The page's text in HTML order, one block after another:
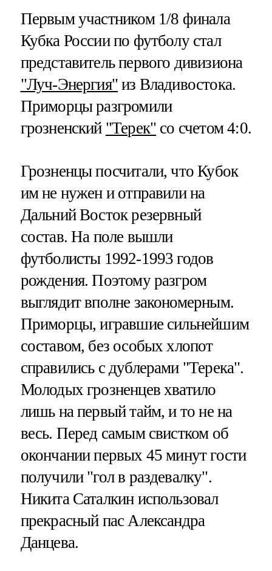
Первым участником 1/8 финала
Кубка России по футболу стал
представитель первого дивизиона
"Луч-Энергия" из Владивостока.
Приморцы разгромили
грозненский "Терек" со счетом 4:0.
Грозненцы посчитали, что Кубок
им не нужен и отправили на
Дальний Восток резервный
состав. На поле вышли
футболисты 1992-1993 годов
рождения. Поэтому разгром
выглядит вполне закономерным.
Приморцы, игравшие сильнейшим
составом, без особых хлопот
справились с дублерами "Терека".
Молодых грозненцев хватило
лишь на первый тайм, и то не на
весь. Перед самым свистком об
окончании первых 45 минут гости
получили "гол в раздевалку".
Никита Саталкин использовал
прекрасный пас Александра
Данцева.